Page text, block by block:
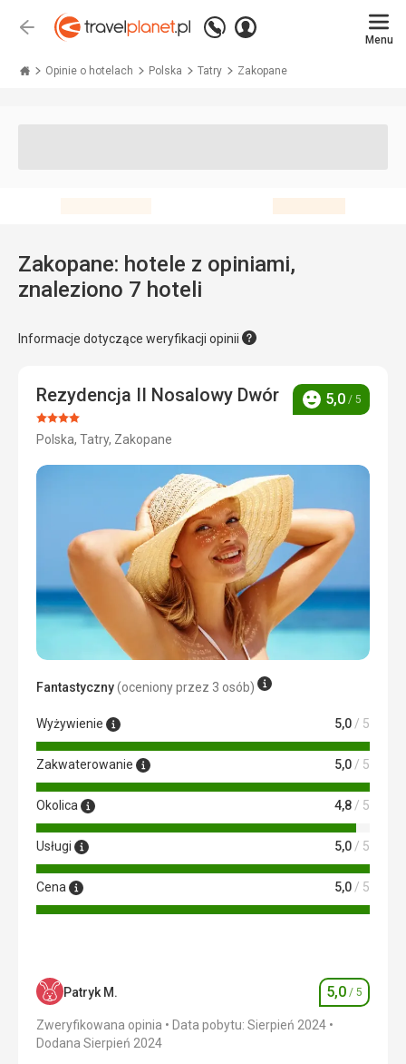
Wstecz
Zadzwoń
+48 71 771 76 55
Zaloguj
Menu
Opinie o hotelach Polska Tatry Zakopane
Zakopane: hotele z opiniami,
znaleziono 7 hoteli
Informacje dotyczące weryfikacji opinii
Rezydencja II Nosalowy Dwór
Ocena:
4/5
Polska, Tatry, Zakopane
Ocena
5,0 / 5
Fantastyczny(oceniony przez 3 osób)
Wyżywienie 5,0 / 5
Zakwaterowanie 5,0 / 5
Okolica 4,8 / 5
Usługi 5,0 / 5
Cena 5,0 / 5
Patryk M. Ocena
5,0 / 5
Zweryfikowana opinia
Data pobytu: Sierpień 2024
Dodana Sierpień 2024